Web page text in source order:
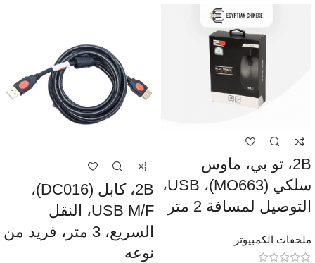
2B، تو بي، ماوس
سلكي (MO663)، USB،
التوصيل لمسافة 2 متر
ملحقات الكمبيوتر
2B، كابل (DC016)،
USB M/F، النقل
السريع، 3 متر، فريد من
نوعه